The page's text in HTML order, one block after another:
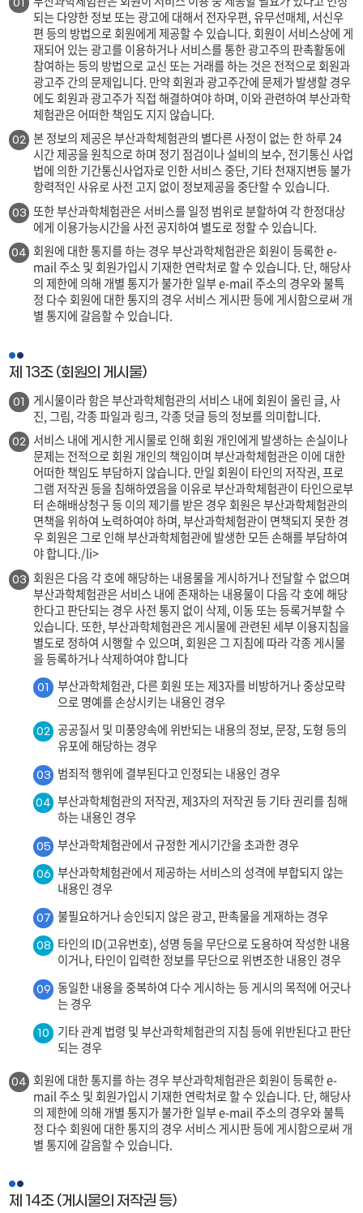
01
되는 다양한 정보 또는 광고에 대해서 전자우편, 유무선매체, 서신우
편 등의 방법으로 회원에게 제공할 수 있습니다. 회원이 서비스상에 게
재되어 있는 광고를 이용하거나 서비스를 통한 광고주의 판촉활동에
참여하는 등의 방법으로 교신 또는 거래를 하는 것은 전적으로 회원과
광고주 간의 문제입니다. 만약 회원과 광고주간에 문제가 발생할 경우
에도 회원과 광고주가 직접 해결하여야 하며, 이와 관련하여 부산과학
체험관은 어떠한 책임도 지지 않습니다.
02
본 정보의 제공은 부산과학체험관의 별다른 사정이 없는 한 하루 24
시간 제공을 원칙으로 하며 정기 점검이나 설비의 보수, 전기통신 사업
법에 의한 기간통신사업자로 인한 서비스 중단, 기타 천재지변등 불가
항력적인 사유로 사전 고지 없이 정보제공을 중단할 수 있습니다.
03
또한 부산과학체험관은 서비스를 일정 범위로 분할하여 각 한정대상
에게 이용가능시간을 사전 공지하여 별도로 정할 수 있습니다.
04
회원에 대한 통지를 하는 경우 부산과학체험관은 회원이 등록한 e-
mail 주소 및 회원가입시 기재한 연락처로 할 수 있습니다. 단, 해당사
의 제한에 의해 개별 통지가 불가한 일부 e-mail 주소의 경우와 불특
정 다수 회원에 대한 통지의 경우 서비스 게시판 등에 게시함으로써 개
별 통지에 갈음할 수 있습니다.
제 13조 (회원의 게시물)
01
게시물이라 함은 부산과학체험관의 서비스 내에 회원이 올린 글, 사
진, 그림, 각종 파일과 링크, 각종 덧글 등의 정보를 의미합니다.
02
서비스 내에 게시한 게시물로 인해 회원 개인에게 발생하는 손실이나
문제는 전적으로 회원 개인의 책임이며 부산과학체험관은 이에 대한
어떠한 책임도 부담하지 않습니다. 만일 회원이 타인의 저작권, 프로
그램 저작권 등을 침해하였음을 이유로 부산과학체험관이 타인으로부
터 손해배상청구 등 이의 제기를 받은 경우 회원은 부산과학체험관의
면책을 위하여 노력하여야 하며, 부산과학체험관이 면책되지 못한 경
우 회원은 그로 인해 부산과학체험관에 발생한 모든 손해를 부담하여
야 합니다./li>
03
회원은 다음 각 호에 해당하는 내용물을 게시하거나 전달할 수 없으며
부산과학체험관은 서비스 내에 존재하는 내용물이 다음 각 호에 해당
한다고 판단되는 경우 사전 통지 없이 삭제, 이동 또는 등록거부할 수
있습니다. 또한, 부산과학체험관은 게시물에 관련된 세부 이용지침을
별도로 정하여 시행할 수 있으며, 회원은 그 지침에 따라 각종 게시물
을 등록하거나 삭제하여야 합니다
01
부산과학체험관, 다른 회원 또는 제3자를 비방하거나 중상모략
으로 명예를 손상시키는 내용인 경우
02
공공질서 및 미풍양속에 위반되는 내용의 정보, 문장, 도형 등의
유포에 해당하는 경우
03 범죄적 행위에 결부된다고 인정되는 내용인 경우
04
부산과학체험관의 저작권, 제3자의 저작권 등 기타 권리를 침해
하는 내용인 경우
05 부산과학체험관에서 규정한 게시기간을 초과한 경우
06
부산과학체험관에서 제공하는 서비스의 성격에 부합되지 않는
내용인 경우
07 불필요하거나 승인되지 않은 광고, 판촉물을 게재하는 경우
08
타인의 ID(고유번호), 성명 등을 무단으로 도용하여 작성한 내용
이거나, 타인이 입력한 정보를 무단으로 위변조한 내용인 경우
09
동일한 내용을 중복하여 다수 게시하는 등 게시의 목적에 어긋나
는 경우
10
기타 관계 법령 및 부산과학체험관의 지침 등에 위반된다고 판단
되는 경우
04
회원에 대한 통지를 하는 경우 부산과학체험관은 회원이 등록한 e-
mail 주소 및 회원가입시 기재한 연락처로 할 수 있습니다. 단, 해당사
의 제한에 의해 개별 통지가 불가한 일부 e-mail 주소의 경우와 불특
정 다수 회원에 대한 통지의 경우 서비스 게시판 등에 게시함으로써 개
별 통지에 갈음할 수 있습니다.
제 14조 (게시물의 저작권 등)